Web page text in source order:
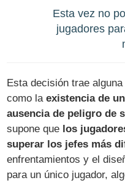
Esta vez no
jugadores
Esta decisión trae
como laexistencia de
ausencia de peligro de
supone que los
superar los jefes más
enfrentamientos y el
para un único jugador,